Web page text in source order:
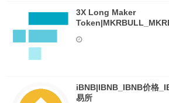
3X Long Maker
iBNB|IBNB_IBNB价格
易所